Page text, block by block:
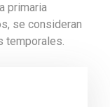
primaria
se consideran
temporales.